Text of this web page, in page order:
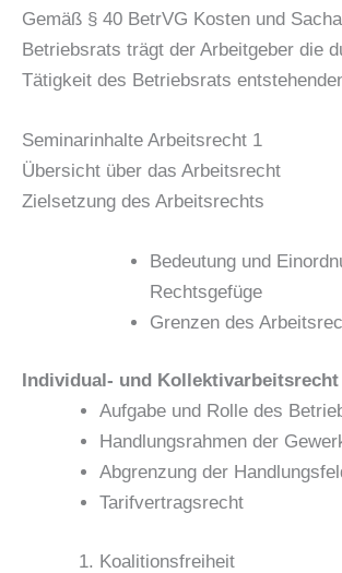
Gemäß § 40 BetrVG Kosten und
Betriebsrats trägt der Arbeitgeber die
Tätigkeit des Betriebsrats
Seminarinhalte Arbeitsrecht 1
Übersicht über das Arbeitsrecht
Zielsetzung des Arbeitsrechts
Bedeutung und
Rechtsgefüge
Grenzen des
Individual- und Kollektivarbeitsrecht
Aufgabe und Rolle des
Handlungsrahmen der
Abgrenzung der
Tarifvertragsrecht
Koalitionsfreiheit